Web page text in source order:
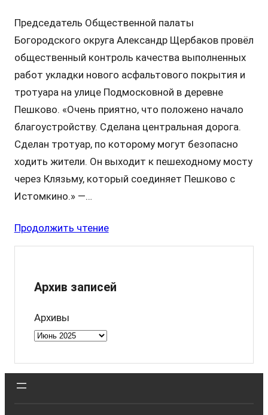
Председатель Общественной палаты
Богородского округа Александр Щербаков провёл
общественный контроль качества выполненных
работ укладки нового асфальтового покрытия и
тротуара на улице Подмосковной в деревне
Пешково. «Очень приятно, что положено начало
благоустройству. Сделана центральная дорога.
Сделан тротуар, по которому могут безопасно
ходить жители. Он выходит к пешеходному мосту
через Клязьму, который соединяет Пешково с
Истомкино.» —…
Продолжить чтение
Архив записей
Архивы